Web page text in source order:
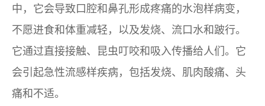
中，它会导致口腔和鼻孔形成疼痛的水泡样病变，
不愿进食和体重减轻，以及发烧、流口水和跛行。
它通过直接接触、昆虫叮咬和吸入传播给人们。它
会引起急性流感样疾病，包括发烧、肌肉酸痛、头
痛和不适。